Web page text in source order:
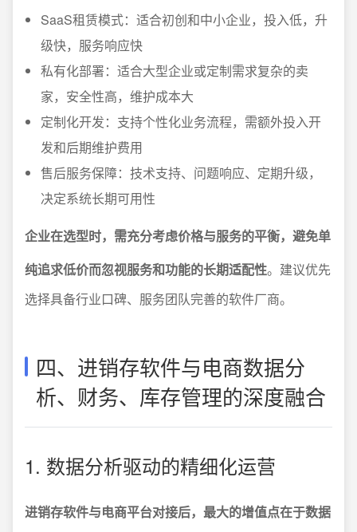
SaaS租赁模式：适合初创和中小企业，投入低，升
级快，服务响应快
私有化部署：适合大型企业或定制需求复杂的卖
家，安全性高，维护成本大
定制化开发：支持个性化业务流程，需额外投入开
发和后期维护费用
售后服务保障：技术支持、问题响应、定期升级，
决定系统长期可用性
企业在选型时，需充分考虑价格与服务的平衡，避免单
纯追求低价而忽视服务和功能的长期适配性。建议优先
选择具备行业口碑、服务团队完善的软件厂商。
四、进销存软件与电商数据分
析、财务、库存管理的深度融合
1. 数据分析驱动的精细化运营
进销存软件与电商平台对接后，最大的增值点在于数据